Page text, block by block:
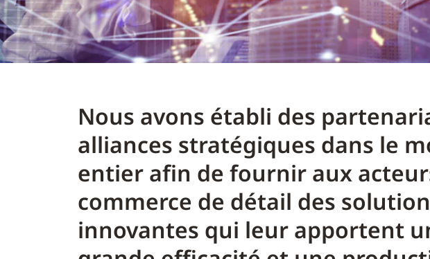
Nous avons établi des
alliances stratégiques dans le
entier afin de fournir aux
commerce de détail des
innovantes qui leur apportent